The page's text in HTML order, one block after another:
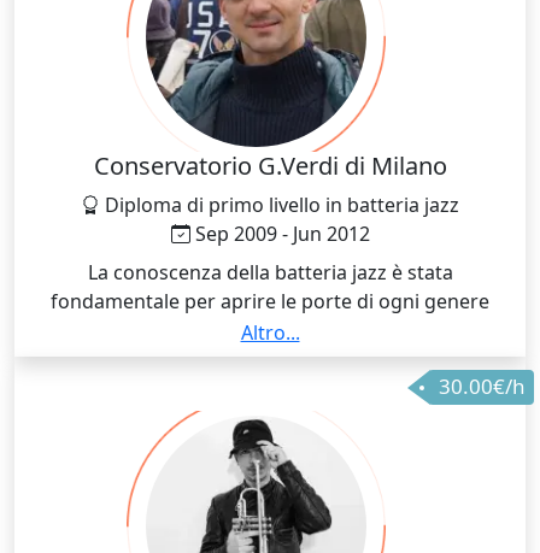
Conservatorio G.Verdi di Milano
Diploma di primo livello in batteria jazz
Sep 2009 - Jun 2012
La conoscenza della batteria jazz è stata
fondamentale per aprire le porte di ogni genere
musicale, infatti quello del jazz è un approccio
completo allo strumento per quanto riguarda
creatività, tecnica, postura, uso delle dinamiche,
precisione sul tempo, abilità ad ascoltare ecc...
Altro...
30.00€/h